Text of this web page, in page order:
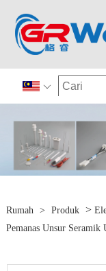

Rumah > Produk >
Pemanas Unsur